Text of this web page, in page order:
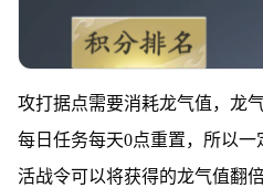
攻打据点需要消耗龙气值，龙
每日任务每天0点重置，所以
活战令可以将获得的龙气值翻